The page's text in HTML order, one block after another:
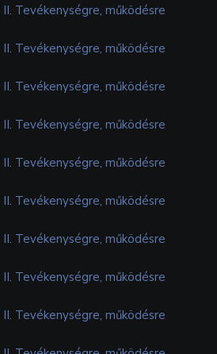
Tevékenységre, működésre
Tevékenységre, működésre
Tevékenységre, működésre
Tevékenységre, működésre
Tevékenységre, működésre
Tevékenységre, működésre
Tevékenységre, működésre
Tevékenységre, működésre
Tevékenységre, működésre